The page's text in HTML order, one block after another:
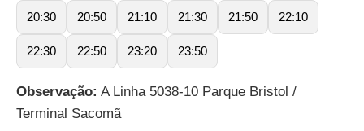
20:30 20:50 21:10 21:30 21:50 22:10
22:30 22:50 23:20 23:50
Observação: A Linha 5038-10 Parque Bristol /
Terminal Sacomã